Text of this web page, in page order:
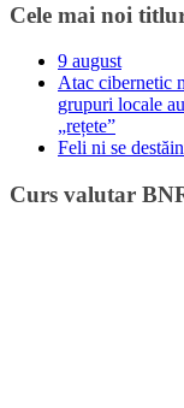
Cele mai noi
9 august
Atac cibernetic
grupuri locale
„rețete”
Feli ni se
Curs valutar